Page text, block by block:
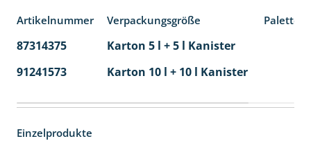
Artikelnummer Verpackungsgröße
87314375 Karton 5 l + 5 l Kanister
91241573
Karton 10 l + 10 l Kanister
Einzelprodukte